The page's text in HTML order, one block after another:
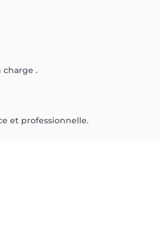
charge .
et professionnelle.